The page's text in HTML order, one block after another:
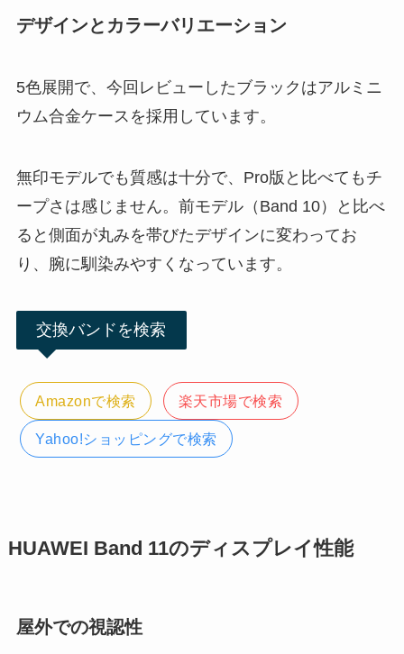
デザインとカラーバリエーション
5色展開で、今回レビューしたブラックはアルミニ
ウム合金ケースを採用しています。
無印モデルでも質感は十分で、Pro版と比べてもチ
ープさは感じません。前モデル（Band 10）と比べ
ると側面が丸みを帯びたデザインに変わってお
り、腕に馴染みやすくなっています。
交換バンドを検索
Amazonで検索 楽天市場で検索
Yahoo!ショッピングで検索
HUAWEI Band 11のディスプレイ性能
屋外での視認性